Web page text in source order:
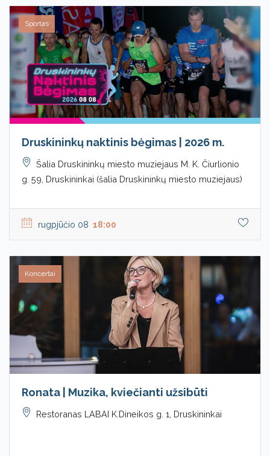
Sportas
Druskininkų naktinis bėgimas | 2026 m.
Šalia Druskininkų miesto muziejaus M. K. Čiurlionio
g. 59, Druskininkai (šalia Druskininkų miesto muziejaus)
rugpjūčio 08 18:00
Koncertai
Ronata | Muzika, kviečianti užsibūti
Restoranas LABAI K.Dineikos g. 1, Druskininkai